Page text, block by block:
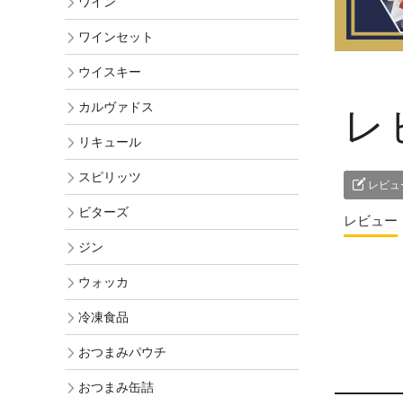
レ
レビ
レビュー
ワインセット
ウイスキー
カルヴァドス
リキュール
スピリッツ
ビターズ
ジン
ウォッカ
冷凍食品
おつまみパウチ
おつまみ缶詰